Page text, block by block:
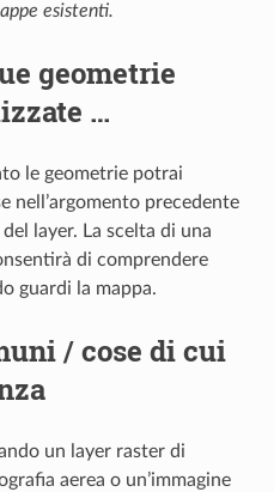
esistenti.
geometrie
…
le geometrie potrai
nell’argomento precedente
layer. La scelta di una
di comprendere
guardi la mappa.
/ cose di cui
un layer raster di
aerea o un’immagine